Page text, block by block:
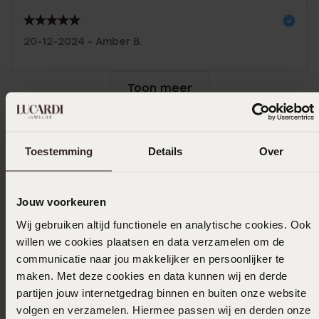
Toestemming Details Over
Jouw voorkeuren
Wij gebruiken altijd functionele en analytische cookies. Ook
willen we cookies plaatsen en data verzamelen om de
communicatie naar jou makkelijker en persoonlijker te
maken. Met deze cookies en data kunnen wij en derde
partijen jouw internetgedrag binnen en buiten onze website
volgen en verzamelen. Hiermee passen wij en derden onze
20-12-2024 - Amber B.
Toon meer
In winkelmand
Ook leuk voor jou